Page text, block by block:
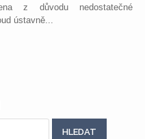
z důvodu nedostatečné
ústavně...